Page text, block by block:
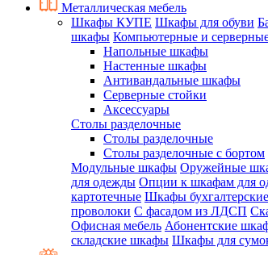
Металлическая мебель
Шкафы КУПЕ Шкафы для обуви
шкафы Компьютерные и
Напольные шкафы
Настенные шкафы
Антивандальные шкафы
Серверные стойки
Аксессуары
Столы разделочные
Столы разделочные
Столы разделочные с бортом
Модульные шкафы Оружейные
для одежды Опции к шкафам для
картотечные Шкафы бухгалтерские
проволоки С фасадом из ЛДСП
Офисная мебель Абонентские
складские шкафы Шкафы для